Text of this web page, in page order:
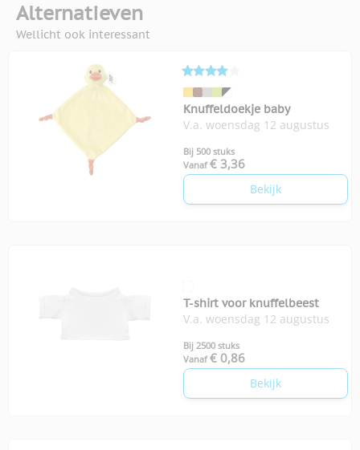
Alternatieven
Wellicht ook interessant
Knuffeldoekje baby
V.a. woensdag 12 augustus
Bij 500 stuks
Vanaf € 3,36
Bekijk
T-shirt voor knuffelbeest
V.a. woensdag 12 augustus
Bij 2500 stuks
Vanaf € 0,86
Bekijk